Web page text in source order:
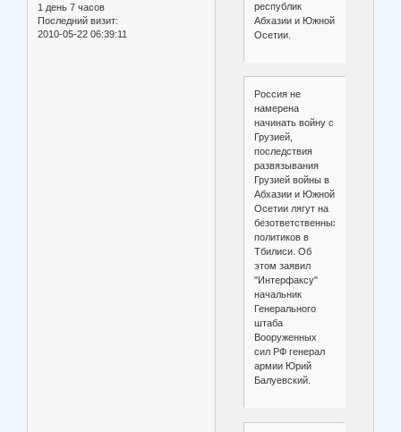
1 день 7 часов
Последний визит:
2010-05-22 06:39:11
республик
Абхазии и Южной
Осетии.
Россия не
намерена
начинать войну с
Грузией,
последствия
развязывания
Грузией войны в
Абхазии и Южной
Осетии лягут на
безответственных
политиков в
Тбилиси. Об
этом заявил
"Интерфаксу"
начальник
Генерального
штаба
Вооруженных
сил РФ генерал
армии Юрий
Балуевский.